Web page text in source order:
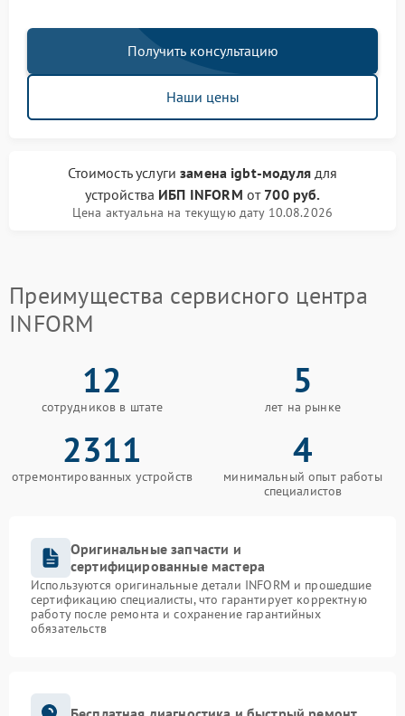
Получить консультацию
Наши цены
Стоимость услугизамена igbt-модулядля
устройства ИБП INFORM от 700 руб.
Цена актуальна на текущую дату 10.08.2026
Преимущества сервисного центра
INFORM
12
сотрудников в штате
5
лет на рынке
2311
отремонтированных устройств
4
минимальный опыт работы
специалистов
Оригинальные запчасти и
сертифицированные мастера
Используются оригинальные детали INFORM и прошедшие
сертификацию специалисты, что гарантирует корректную
работу после ремонта и сохранение гарантийных
обязательств